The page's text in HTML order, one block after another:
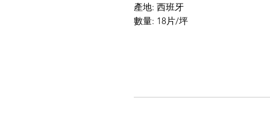
產地: 西班牙
數量: 18片/坪